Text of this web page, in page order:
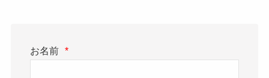
お名前 *